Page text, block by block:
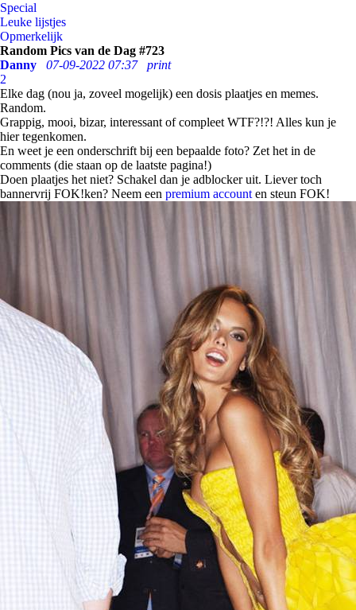
Special
Leuke lijstjes
Opmerkelijk
Random Pics van de Dag #723
Danny
07-09-2022 07:37
print
2
Elke dag (nou ja, zoveel mogelijk) een dosis plaatjes en memes.
Random.
Grappig, mooi, bizar, interessant of compleet WTF?!?! Alles kun je
hier tegenkomen.
En weet je een onderschrift bij een bepaalde foto? Zet het in de
comments (die staan op de laatste pagina!)
Doen plaatjes het niet? Schakel dan je adblocker uit. Liever toch
bannervrij FOK!ken? Neem een premium account en steun FOK!